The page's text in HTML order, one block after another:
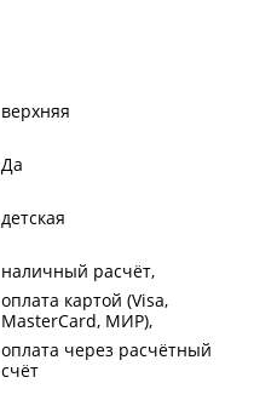
верхняя
Да
детская
наличный расчёт
оплата картой (Visa,
MasterCard, МИР)
оплата через расчётный
счёт